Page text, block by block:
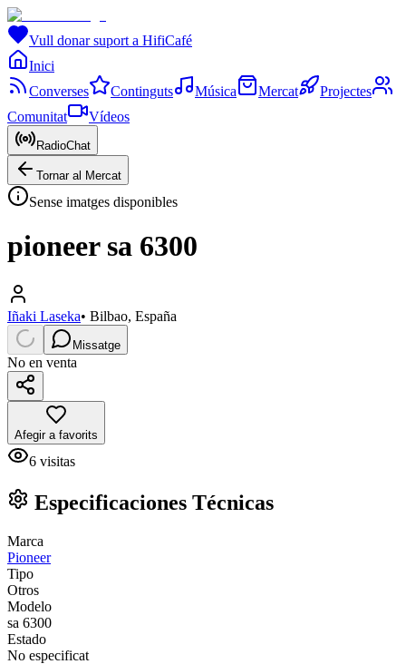
Vull donar suport a HifiCafé
Inici
Converses
Continguts Música Mercat
Projectes
Comunitat
Vídeos
RadioChat
Tornar al Mercat
Sense imatges disponibles
pioneer sa 6300
Iñaki Laseka• Bilbao, España
Missatge
No en venta
Afegir a favorits
6 visitas
Especificaciones Técnicas
Marca
Pioneer
Tipo
Otros
Modelo
sa 6300
Estado
No especificat